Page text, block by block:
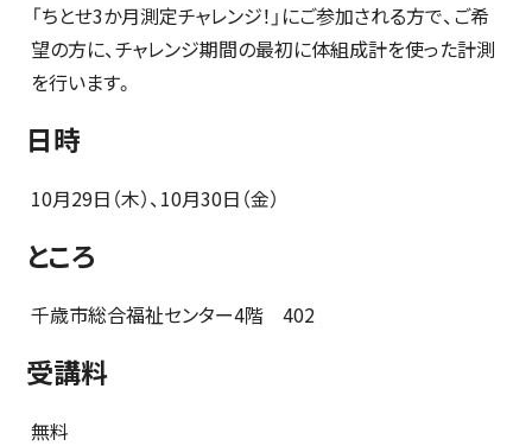
「ちとせ3か月測定チャレンジ！」にご参加される方で、ご希
望の方に、チャレンジ期間の最初に体組成計を使った計測
を行います。
日時
10月29日（木）、10月30日（金）
ところ
千歳市総合福祉センター4階 402
受講料
無料